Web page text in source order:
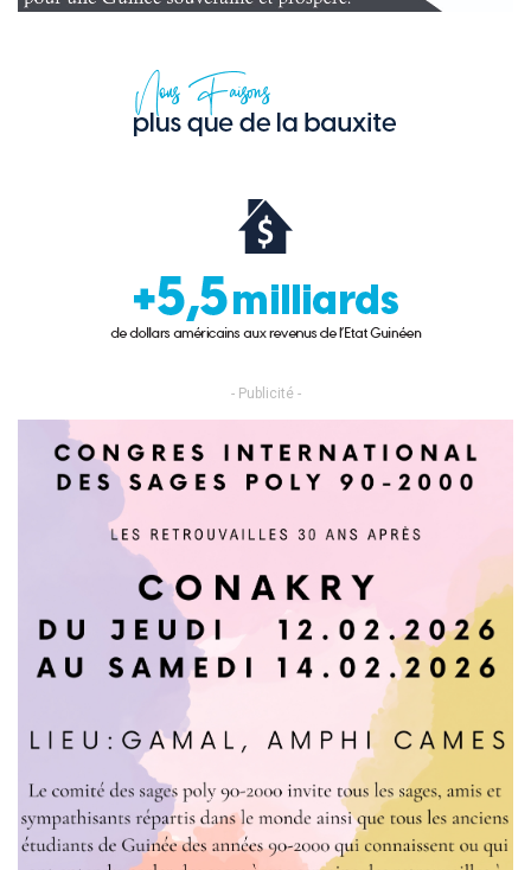
- Publicité -